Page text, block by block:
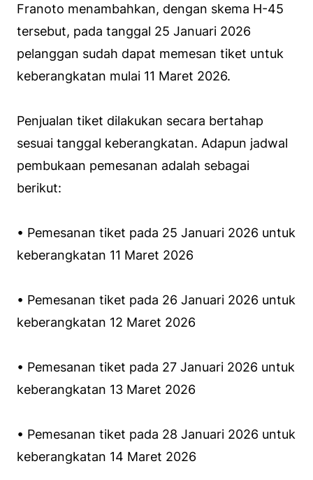
Franoto menambahkan, dengan skema H-45
tersebut, pada tanggal 25 Januari 2026
pelanggan sudah dapat memesan tiket untuk
keberangkatan mulai 11 Maret 2026.
Penjualan tiket dilakukan secara bertahap
sesuai tanggal keberangkatan. Adapun jadwal
pembukaan pemesanan adalah sebagai
berikut:
• Pemesanan tiket pada 25 Januari 2026 untuk
keberangkatan 11 Maret 2026
• Pemesanan tiket pada 26 Januari 2026 untuk
keberangkatan 12 Maret 2026
• Pemesanan tiket pada 27 Januari 2026 untuk
keberangkatan 13 Maret 2026
• Pemesanan tiket pada 28 Januari 2026 untuk
keberangkatan 14 Maret 2026